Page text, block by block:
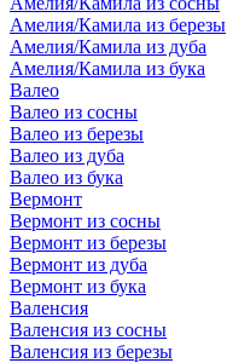
Амелия/Камила из березы
Амелия/Камила из дуба
Амелия/Камила из бука
Валео
Валео из сосны
Валео из березы
Валео из дуба
Валео из бука
Вермонт
Вермонт из сосны
Вермонт из березы
Вермонт из дуба
Вермонт из бука
Валенсия
Валенсия из сосны
Валенсия из березы